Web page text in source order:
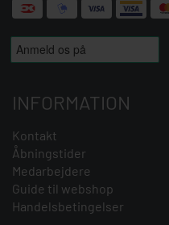
INFORMATION
Kontakt
Åbningstider
Medarbejdere
Guide til webshop
Handelsbetingelser